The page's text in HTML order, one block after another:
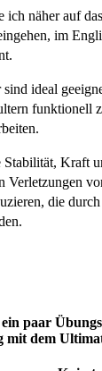
ich näher auf
im
ideal
funktionell
Stabilität, Kraft
Verletzungen
die
paar
mit dem